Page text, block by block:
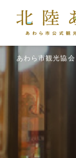
あわら市観光協会